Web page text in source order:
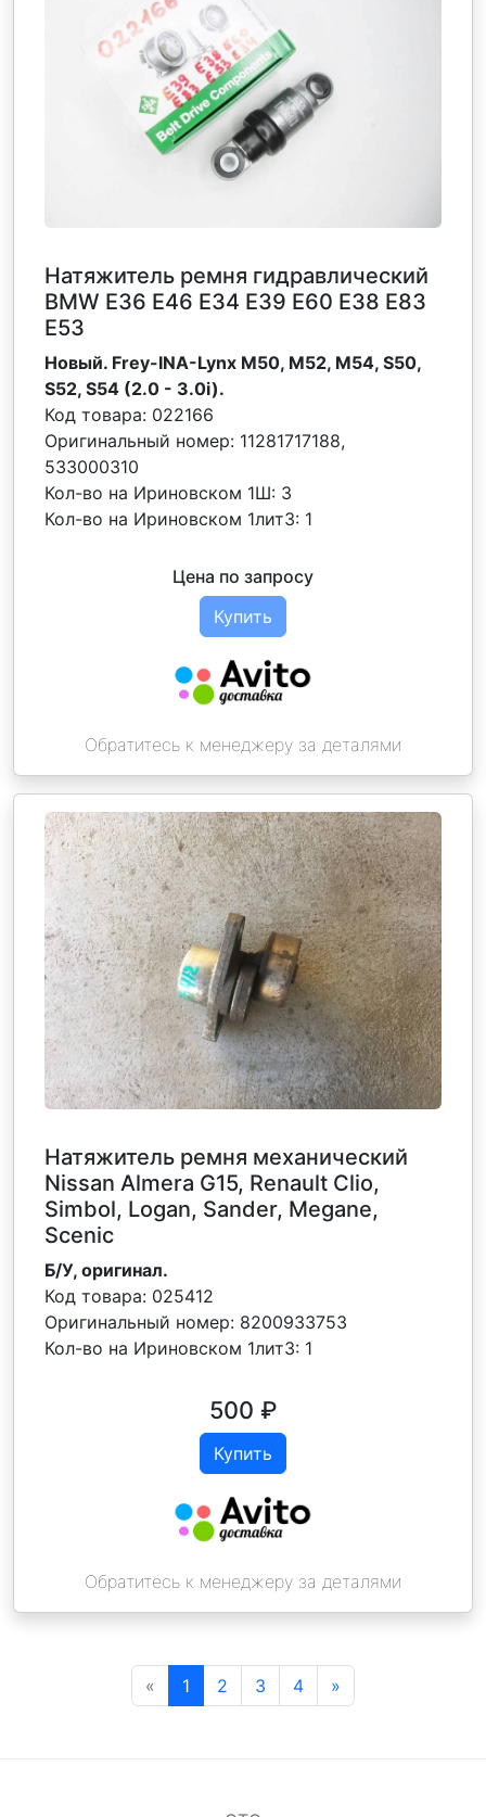
Натяжитель ремня гидравлический
BMW E36 E46 E34 E39 E60 E38 E83
E53
Новый. Frey-INA-Lynx M50, M52, M54, S50,
S52, S54 (2.0 - 3.0i).
Код товара: 022166
Оригинальный номер: 11281717188,
533000310
Кол-во на Ириновском 1Ш: 3
Кол-во на Ириновском 1лит3: 1
Цена по запросу
Купить
Обратитесь к менеджеру за деталями
Натяжитель ремня механический
Nissan Almera G15, Renault Clio,
Simbol, Logan, Sander, Megane,
Scenic
Б/У, оригинал.
Код товара: 025412
Оригинальный номер: 8200933753
Кол-во на Ириновском 1лит3: 1
500 ₽
Купить
Обратитесь к менеджеру за деталями
« 1 2 3 4 »